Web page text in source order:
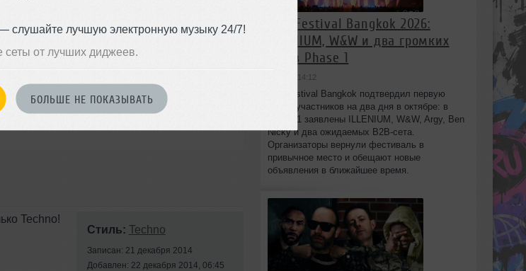
слушайте лучшую электронную музыку 24/7!
от лучших диджеев.
БОЛЬШЕ НЕ ПОКАЗЫВАТЬ
Techno!
Стиль: Techno
Записан: 21 декабря 2014
Добавлен: 22 декабря 2014, 06:45
808 Festival Bangkok 2026:
ILLENIUM, W&W и два громких
B2B в Phase 1
вчера в 14:12
808 Festival Bangkok подтвердил первую
волну участников на два дня в октябре: в
Phase 1 заявлены ILLENIUM, W&W, Argy, Ben
Nicky и два ожидаемых B2B-сета.
Организаторы вернули фестиваль в
привычное место и обещают новые
объявления в ближайшее время.